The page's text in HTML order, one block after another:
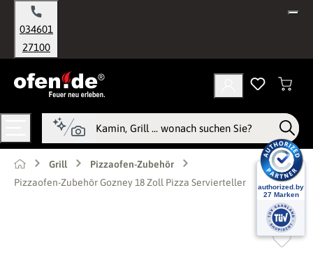
springen
034601
27100
Grill
Pizzaofen-Zubehör
Pizzaofen-Zubehör Gozney 18 Zoll Pizza Servierteller